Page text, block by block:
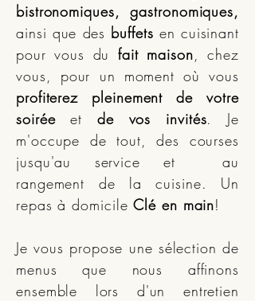
bistronomiques, gastronomiques,
ainsi que des buffets en cuisinant
pour vous dufait maison, chez
vous, pour un moment où vous
profiterez pleinement de votre
soiréeet de vos invités. Je
m'occupe de tout, des courses
jusqu'au service et au
rangement de la cuisine. Un
repas à domicileClé en main!
Je vous propose une sélection de
menus que nous affinons
ensemble lors d'un entretien